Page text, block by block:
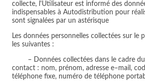
collecte, l'Utilisateur est informé des
indispensables à Autodistribution pour
sont signalées par un astérisque
Les données personnelles collectées sur le
les suivantes :
– Données collectées dans le cadre du
contact : nom, prénom, adresse e–mail,
téléphone fixe, numéro de téléphone